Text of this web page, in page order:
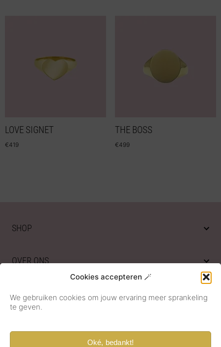
Cookies accepteren 🪄
We gebruiken cookies om jouw ervaring meer sprankeling
te geven.
Oké, bedankt!
LOVE SIGNET
€419
THE BOSS
€499
SHOP
OVER ONS
KLANTENSERVICE